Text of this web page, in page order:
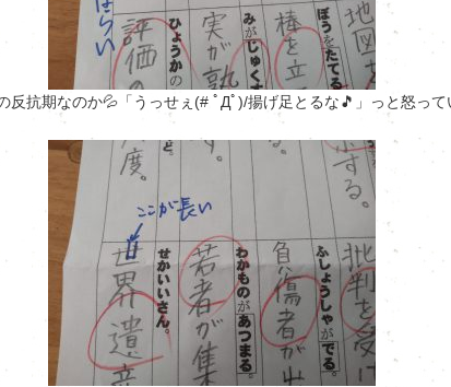
反抗期なのか💦「うっせぇ(# ﾟДﾟ)/揚げ足とるな🎵」っと怒って